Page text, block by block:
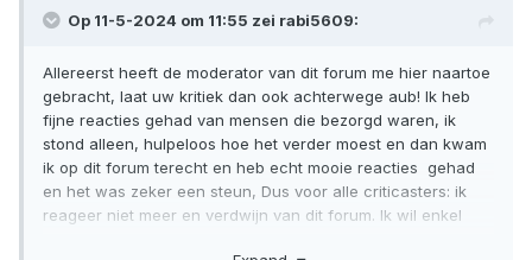
Op 11-5-2024 om 11:55 zei rabi5609:
Allereerst heeft de moderator van dit forum me hier naartoe
gebracht, laat uw kritiek dan ook achterwege aub! Ik heb
fijne reacties gehad van mensen die bezorgd waren, ik
stond alleen, hulpeloos hoe het verder moest en dan kwam
ik op dit forum terecht en heb echt mooie reacties gehad
en het was zeker een steun, Dus voor alle criticasters: ik
reageer niet meer en verdwijn van dit forum. Ik wil enkel